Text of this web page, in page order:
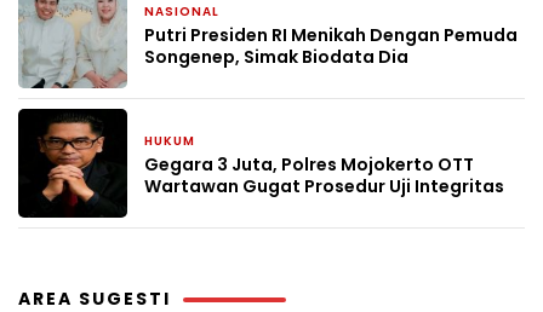
NASIONAL
Putri Presiden RI Menikah Dengan Pemuda
Songenep, Simak Biodata Dia
HUKUM
Gegara 3 Juta, Polres Mojokerto OTT
Wartawan Gugat Prosedur Uji Integritas
AREA SUGESTI